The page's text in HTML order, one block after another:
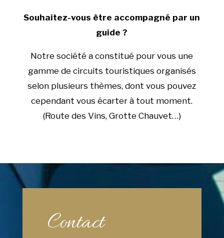
Souhaitez-vous être accompagné par un
guide ?
Notre société a constitué pour vous une
gamme de circuits touristiques organisés
selon plusieurs thèmes, dont vous pouvez
cependant vous écarter à tout moment.
(Route des Vins, Grotte Chauvet…)
Contact